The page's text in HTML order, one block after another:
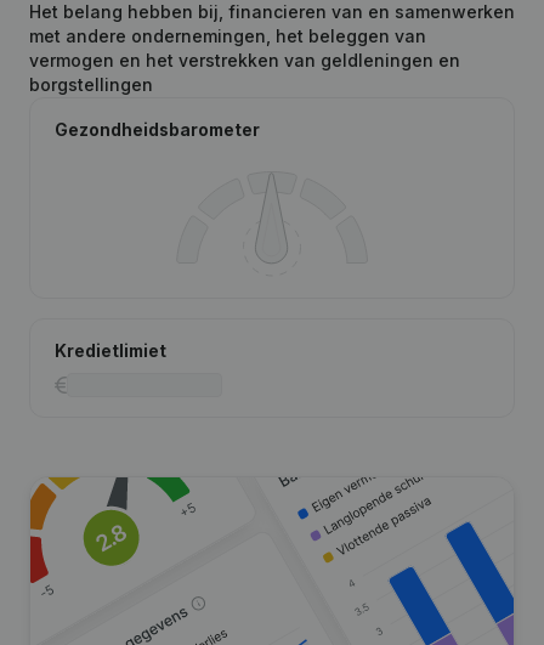
Het belang hebben bij, financieren van en samenwerken
met andere ondernemingen, het beleggen van
vermogen en het verstrekken van geldleningen en
borgstellingen
Gezondheidsbarometer
Kredietlimiet